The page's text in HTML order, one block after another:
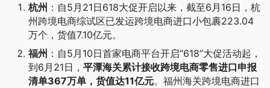
杭州 ：自5月21日618大促开启以来，截至6月16日，杭
州跨境电商综试区已发运跨境电商进口小包裹223.04
万个，货值7.10亿元。
福州 ：自5月10日首家电商平台开启“618”大促活动起，
到6月21日， 平潭海关累计接收跨境电商零售进口申报
清单367万单，货值达11亿元。福州海关跨境电商进口